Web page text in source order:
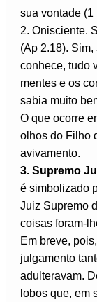
sua vontade (1
2. Onisciente.
(Ap 2.18).
conhece, tudo
mentes e os
sabia muito
O que ocorre
olhos do Filho
avivamento.
3. Supremo
é simbolizado
Juiz Supremo
coisas foram-
Em breve,
julgamento
adulteravam.
lobos que, em